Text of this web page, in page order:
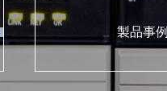
製品事例